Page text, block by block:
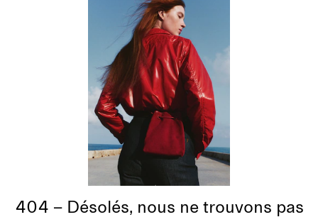
404 – Désolés, nous ne trouvons pas